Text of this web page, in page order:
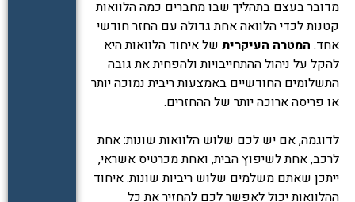
מדובר בעצם בתהליך שבו מחברים כמה הלוואות
קטנות לכדי הלוואה אחת גדולה עם החזר חודשי
אחד. המטרה העיקרית של איחוד הלוואות היא
להקל על ניהול ההתחייבויות ולהפחית את גובה
התשלומים החודשיים באמצעות ריבית נמוכה יותר
או פריסה ארוכה יותר של ההחזרים.
לדוגמה, אם יש לכם שלוש הלוואות שונות: אחת
לרכב, אחת לשיפוץ הבית, ואחת מכרטיס אשראי,
ייתכן שאתם משלמים שלוש ריביות שונות. איחוד
ההלוואות יכול לאפשר לכם להחזיר את כל